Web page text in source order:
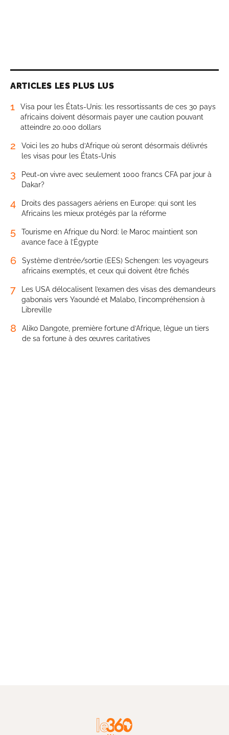
ARTICLES LES PLUS LUS
1
Visa pour les États-Unis: les ressortissants de ces 30 pays
africains doivent désormais payer une caution pouvant
atteindre 20.000 dollars
2
Voici les 20 hubs d’Afrique où seront désormais délivrés
les visas pour les États-Unis
3
Peut-on vivre avec seulement 1000 francs CFA par jour à
Dakar?
4
Droits des passagers aériens en Europe: qui sont les
Africains les mieux protégés par la réforme
5
Tourisme en Afrique du Nord: le Maroc maintient son
avance face à l’Égypte
6
Système d’entrée/sortie (EES) Schengen: les voyageurs
africains exemptés, et ceux qui doivent être fichés
7
Les USA délocalisent l’examen des visas des demandeurs
gabonais vers Yaoundé et Malabo, l’incompréhension à
Libreville
8
Aliko Dangote, première fortune d’Afrique, lègue un tiers
de sa fortune à des œuvres caritatives